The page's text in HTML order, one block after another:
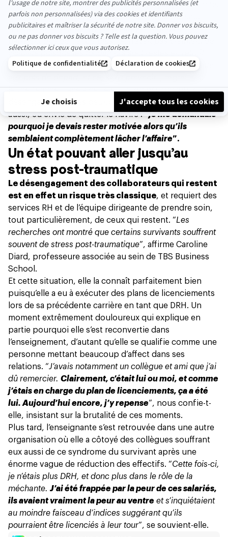
manifestées par des symptômes physiquescomme
des insomnies et dustressavant d’aller au bureau.
“L’ambiance était mauvaise puisque les gens ne
parlaient que de ça. De plus, on n’avait pas vraiment de
visibilité puisque les fondateurs sont restés en retrait
durant cette période. Ils n’ont parfois même pas assisté
jeune femme. Face à cette situation désarmante et au
désengagement des deux cofondateurs, Sophie a, elle
aussi, eu envie de quitter le navire :“je me demandais
pourquoi je devais rester motivée alors qu’ils
semblaient complètement lâcher l’affaire”.
Un état pouvant aller jusqu’au
stress post-traumatique
Le désengagement des collaborateurs qui restent
est en effet un risque très classique, et requiert des
services RH et de l’équipe dirigeante de prendre soin,
tout particulièrement, de ceux qui restent. “Les
recherches ont montré que certains survivants souffrent
souvent de stress post-traumatique”, affirme Caroline
Diard, professeure associée au sein de TBS Business
School.
Et cette situation, elle la connaît parfaitement bien
puisqu’elle a eu à exécuter des plans de licenciements
lors de sa précédente carrière en tant que DRH. Un
moment extrêmement douloureux qui explique en
partie pourquoi elle s’est reconvertie dans
l’enseignement, d’autant qu’elle se qualifie comme une
personne mettant beaucoup d’affect dans ses
relations. “J’avais notamment un collègue et ami que j’ai
dû remercier. Clairement, c’était lui ou moi, et comme
j’étais en charge du plan de licenciements, ça a été
lui. Aujourd’hui encore, j’y repense”, nous confie-t-
elle, insistant sur la brutalité de ces moments.
Plus tard, l’enseignante s’est retrouvée dans une autre
organisation où elle a côtoyé des collègues souffrant
eux aussi de ce syndrome du survivant après une
énorme vague de réduction des effectifs. “Cette fois-ci,
je n’étais plus DRH, et donc plus dans le rôle de la
méchante. J’ai été frappée par la peur de ces salariés,
ils avaient vraiment la peur au ventre et s’inquiétaient
au moindre faisceau d’indices suggérant qu’ils
pourraient être licenciés à leur tour”, se souvient-elle.